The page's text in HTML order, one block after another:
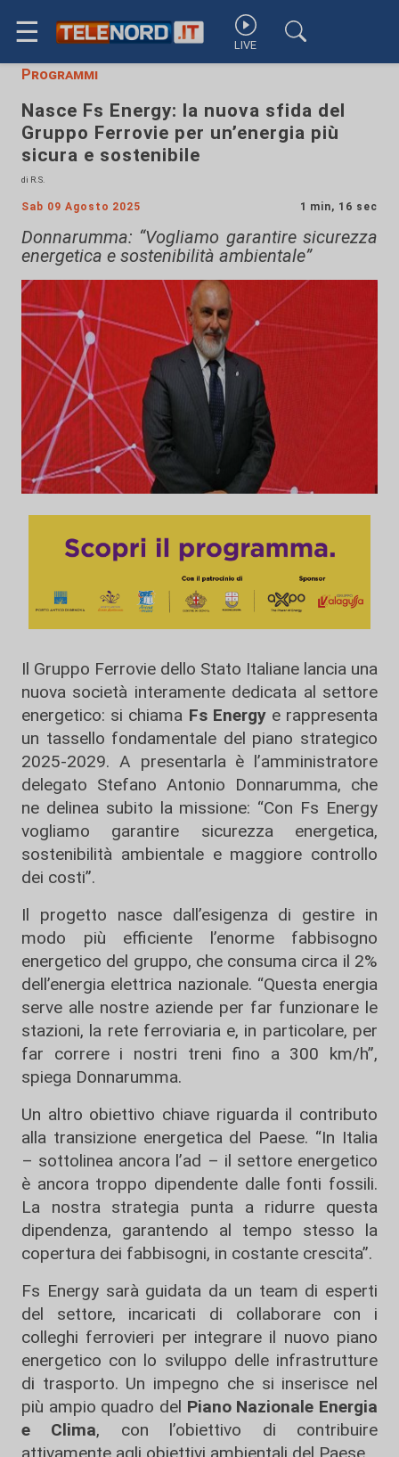
☰ LIVE
Programmi
Nasce Fs Energy: la nuova sfida del
Gruppo Ferrovie per un’energia più
sicura e sostenibile
di R.S.
Sab 09 Agosto 2025 1 min, 16 sec
Donnarumma: “Vogliamo garantire sicurezza
energetica e sostenibilità ambientale”
Il Gruppo Ferrovie dello Stato Italiane lancia una
nuova società interamente dedicata al settore
energetico: si chiama Fs Energye rappresenta
un tassello fondamentale del piano strategico
2025-2029. A presentarla è l’amministratore
delegato Stefano Antonio Donnarumma, che
ne delinea subito la missione: “Con Fs Energy
vogliamo garantire sicurezza energetica,
sostenibilità ambientale e maggiore controllo
dei costi”.
Il progetto nasce dall’esigenza di gestire in
modo più efficiente l’enorme fabbisogno
energetico del gruppo, che consuma circa il 2%
dell’energia elettrica nazionale. “Questa energia
serve alle nostre aziende per far funzionare le
stazioni, la rete ferroviaria e, in particolare, per
far correre i nostri treni fino a 300 km/h”,
spiega Donnarumma.
Un altro obiettivo chiave riguarda il contributo
alla transizione energetica del Paese. “In Italia
– sottolinea ancora l’ad – il settore energetico
è ancora troppo dipendente dalle fonti fossili.
La nostra strategia punta a ridurre questa
dipendenza, garantendo al tempo stesso la
copertura dei fabbisogni, in costante crescita”.
Fs Energy sarà guidata da un team di esperti
del settore, incaricati di collaborare con i
colleghi ferrovieri per integrare il nuovo piano
energetico con lo sviluppo delle infrastrutture
di trasporto. Un impegno che si inserisce nel
più ampio quadro del Piano Nazionale Energia
e Clima, con l’obiettivo di contribuire